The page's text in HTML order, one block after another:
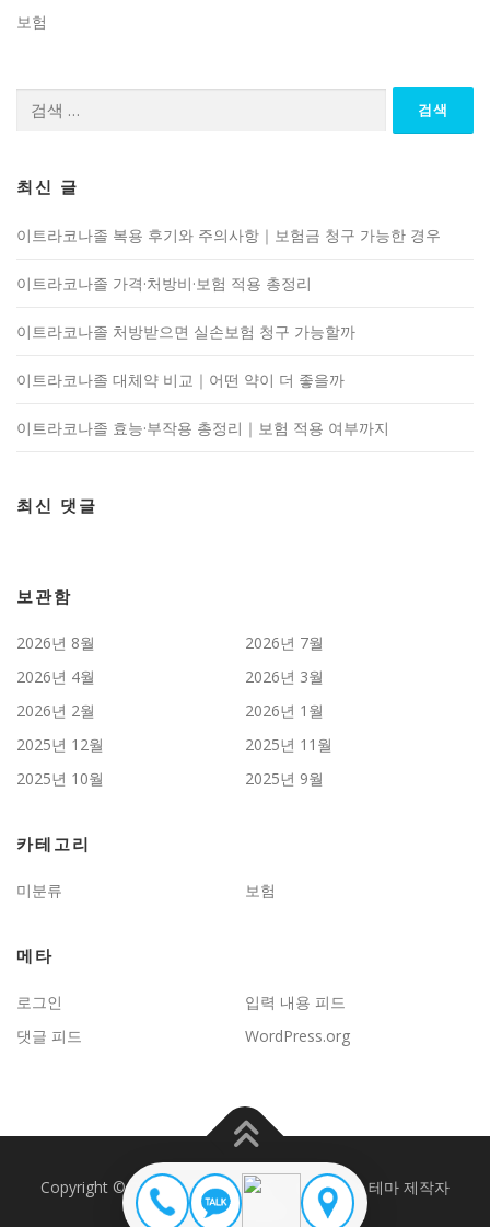
보험
최신 글
이트라코나졸 복용 후기와 주의사항｜보험금 청구 가능한 경우
이트라코나졸 가격·처방비·보험 적용 총정리
이트라코나졸 처방받으면 실손보험 청구 가능할까
이트라코나졸 대체약 비교｜어떤 약이 더 좋을까
이트라코나졸 효능·부작용 총정리｜보험 적용 여부까지
최신 댓글
보관함
2026년 8월
2026년 7월
2026년 4월
2026년 3월
2026년 2월
2026년 1월
2025년 12월
2025년 11월
2025년 10월
2025년 9월
카테고리
미분류 보험
메타
로그인
입력 내용 피드
댓글 피드
WordPress.org
Copyright © 2026 JD보험문제연구 OnePress테마 제작자
FameThemes